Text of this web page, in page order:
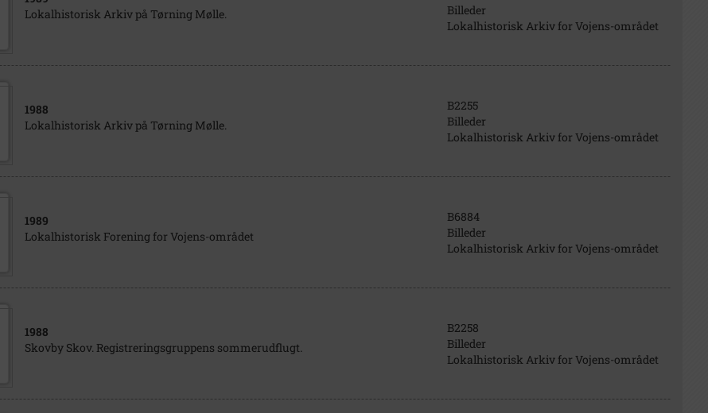
Lokalhistorisk Arkiv på Tørning Mølle.
Billeder
Lokalhistorisk Arkiv for Vojens-området
1988
Lokalhistorisk Arkiv på Tørning Mølle.
B2255
Billeder
Lokalhistorisk Arkiv for Vojens-området
1989
Lokalhistorisk Forening for Vojens-området
B6884
Billeder
Lokalhistorisk Arkiv for Vojens-området
1988
Skovby Skov. Registreringsgruppens sommerudflugt.
B2258
Billeder
Lokalhistorisk Arkiv for Vojens-området